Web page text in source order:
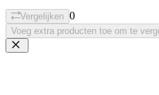
Vergelijken 0
Voeg extra producten toe om te